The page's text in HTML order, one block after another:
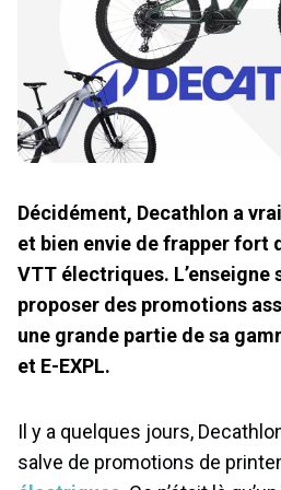
Décidément, Decathlon a
et bien envie de frapper fort
VTT électriques.
proposer des promotions
une grande partie de sa
et E-EXPL.
Il y a quelques jours,
salve de promotions de